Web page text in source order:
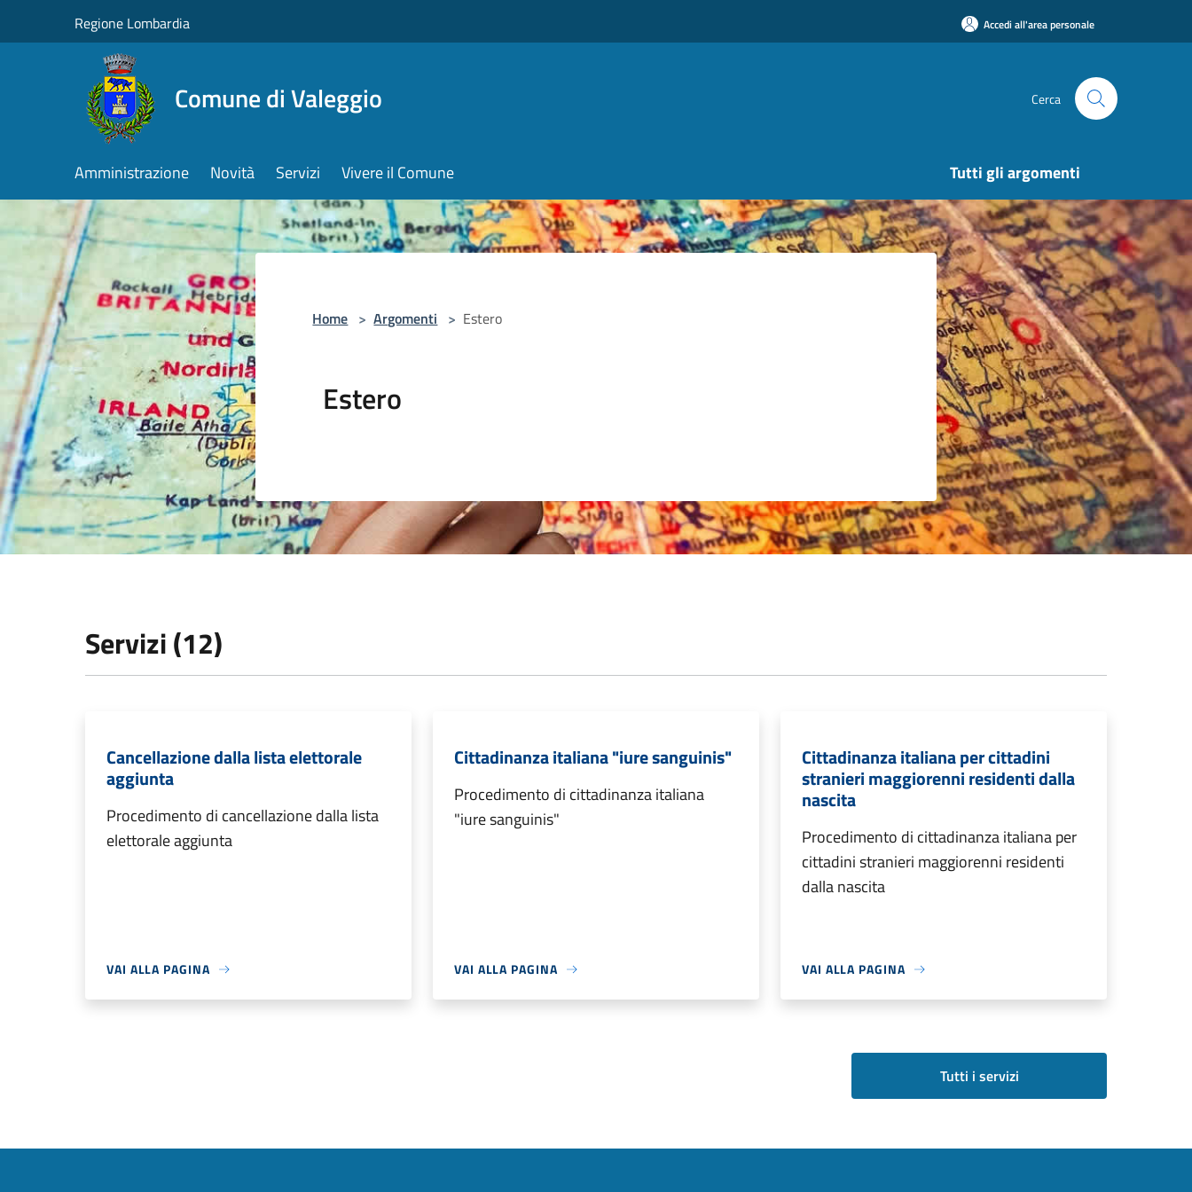
Regione Lombardia Accedi all'area personale
Comune di Valeggio Cerca
Amministrazione Novità Servizi Vivere il Comune Tutti gli argomenti
Home > Argomenti > Estero
Estero
Servizi (12)
Cancellazione dalla lista elettorale
aggiunta
Procedimento di cancellazione dalla lista
elettorale aggiunta
VAI ALLA PAGINA
Cittadinanza italiana "iure sanguinis"
Procedimento di cittadinanza italiana
"iure sanguinis"
VAI ALLA PAGINA
Cittadinanza italiana per cittadini
stranieri maggiorenni residenti dalla
nascita
Procedimento di cittadinanza italiana per
cittadini stranieri maggiorenni residenti
dalla nascita
VAI ALLA PAGINA
Tutti i servizi